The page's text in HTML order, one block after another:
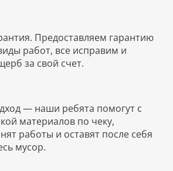
Предоставляем гарантию
работ, все исправим и
за свой счет.
— наши ребята помогут с
материалов по чеку,
работы и оставят после себя
мусор.